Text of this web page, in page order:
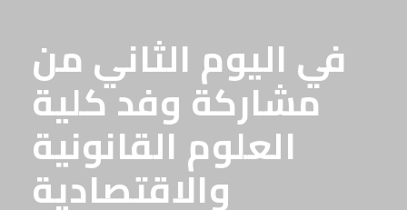
في اليوم الثاني من
مشاركة وفد كلية
العلوم القانونية
والاقتصادية